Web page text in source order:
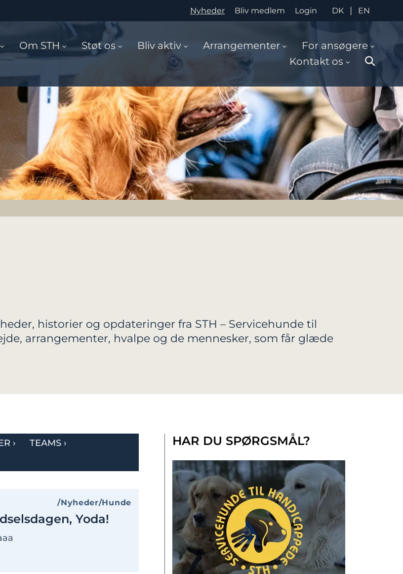
Nyheder
Bliv medlem Login DK | EN
Om STH Støt os Bliv aktiv Arrangementer
For ansøgere
Kontakt os
historier og opdateringer fra STH – Servicehunde til
arrangementer, hvalpe og de mennesker, som får glæde
› TEAMS ›
Nyheder Hunde
Yoda!
HAR DU SPØRGSMÅL?